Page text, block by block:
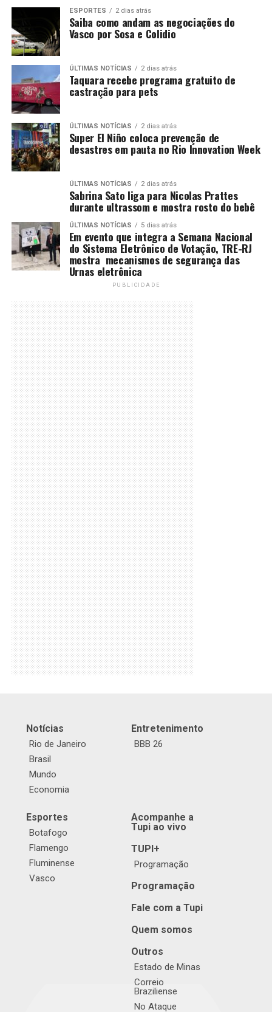
ESPORTES 2 dias atrás
Saiba como andam as negociações do
Vasco por Sosa e Colidio
ÚLTIMAS NOTÍCIAS 2 dias atrás
Taquara recebe programa gratuito de
castração para pets
ÚLTIMAS NOTÍCIAS 2 dias atrás
Super El Niño coloca prevenção de
desastres em pauta no Rio Innovation Week
ÚLTIMAS NOTÍCIAS 2 dias atrás
Sabrina Sato liga para Nicolas Prattes
durante ultrassom e mostra rosto do bebê
ÚLTIMAS NOTÍCIAS 5 dias atrás
Em evento que integra a Semana Nacional
do Sistema Eletrônico de Votação, TRE-RJ
mostra mecanismos de segurança das
Urnas eletrônica
PUBLICIDADE
Notícias
Rio de Janeiro
Brasil
Mundo
Economia
Entretenimento
BBB 26
Esportes
Botafogo
Flamengo
Fluminense
Vasco
Acompanhe a
Tupi ao vivo
TUPI+
Programação
Programação
Fale com a Tupi
Quem somos
Outros
Estado de Minas
Correio
Braziliense
No Ataque